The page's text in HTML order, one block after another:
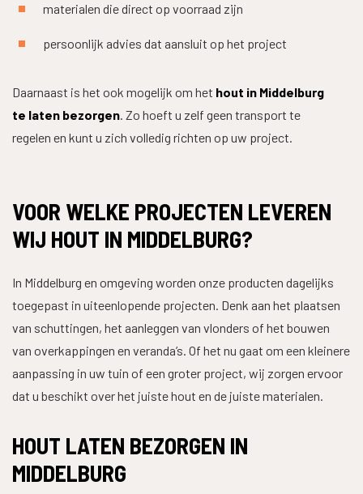
materialen die direct op voorraad zijn
persoonlijk advies dat aansluit op het project
Daarnaast is het ook mogelijk om het hout in Middelburg
te laten bezorgen. Zo hoeft u zelf geen transport te
regelen en kunt u zich volledig richten op uw project.
VOOR WELKE PROJECTEN LEVEREN
WIJ HOUT IN MIDDELBURG?
In Middelburg en omgeving worden onze producten dagelijks
toegepast in uiteenlopende projecten. Denk aan het plaatsen
van schuttingen, het aanleggen van vlonders of het bouwen
van overkappingen en veranda’s. Of het nu gaat om een kleinere
aanpassing in uw tuin of een groter project, wij zorgen ervoor
dat u beschikt over het juiste hout en de juiste materialen.
HOUT LATEN BEZORGEN IN
MIDDELBURG